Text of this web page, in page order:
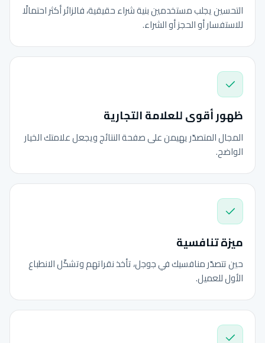
التحسين يجلب مستخدمين بنية شراء حقيقية، فالزائر أكثر احتمالًا
للاستفسار أو الحجز أو الشراء.
ظهور أقوى للعلامة التجارية
المجال المتصدّر يهيمن على صفحة النتائج ويجعل علامتك الخيار
الواضح.
ميزة تنافسية
حين تتصدّر منافسيك في جوجل، تأخذ نقراتهم وتشكّل الانطباع
الأول للعميل.